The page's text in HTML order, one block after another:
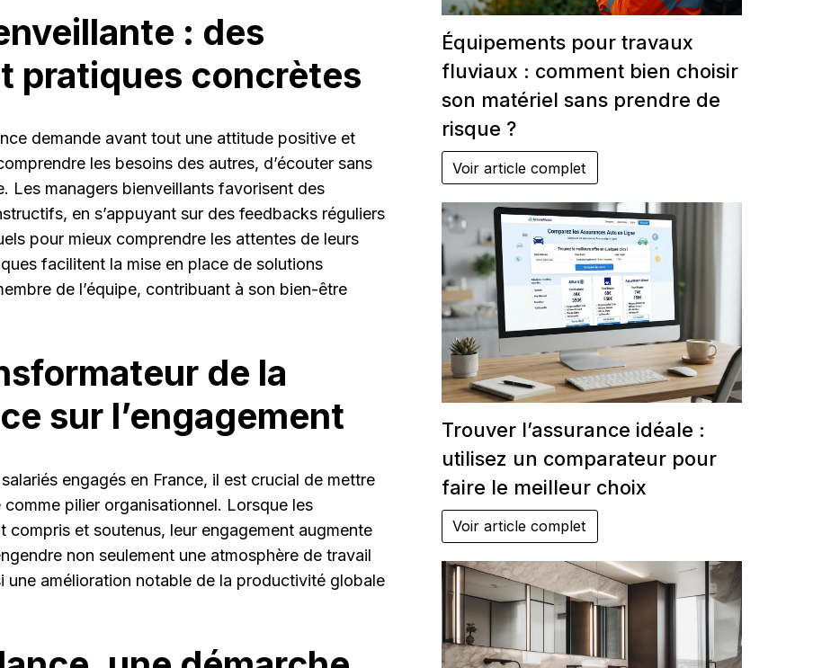
: des
pratiques concrètes
demande avant tout une attitude positive et
les besoins des autres, d’écouter sans
Les managers bienveillants favorisent des
en s’appuyant sur des feedbacks réguliers
pour mieux comprendre les attentes de leurs
facilitent la mise en place de solutions
de l’équipe, contribuant à son bien-être
de la
sur l’engagement
engagés en France, il est crucial de mettre
pilier organisationnel. Lorsque les
compris et soutenus, leur engagement augmente
non seulement une atmosphère de travail
une amélioration notable de la productivité globale
Équipements pour travaux
fluviaux : comment bien choisir
son matériel sans prendre de
risque ?
Voir article complet
Trouver l’assurance idéale :
utilisez un comparateur pour
faire le meilleur choix
Voir article complet